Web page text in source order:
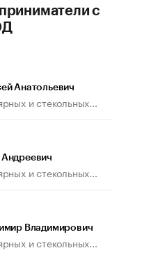
с
Анатольевич
и стекольных...
и стекольных...
Владимирович
и стекольных...